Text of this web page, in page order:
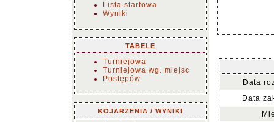
Lista startowa
Wyniki
TABELE
Turniejowa
Turniejowa wg. miejsc
Postępów
KOJARZENIA / WYNIKI
Data
Data